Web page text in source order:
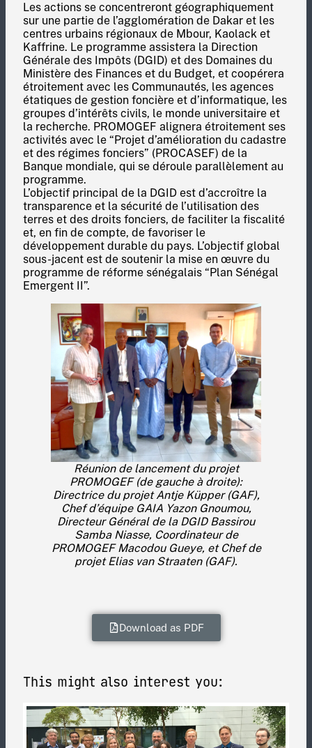
Les actions se concentreront géographiquement
sur une partie de l’agglomération de Dakar et les
centres urbains régionaux de Mbour, Kaolack et
Kaffrine. Le programme assistera la Direction
Générale des Impôts (DGID) et des Domaines du
Ministère des Finances et du Budget, et coopérera
étroitement avec les Communautés, les agences
étatiques de gestion foncière et d’informatique, les
groupes d’intérêts civils, le monde universitaire et
la recherche. PROMOGEF alignera étroitement ses
activités avec le “Projet d’amélioration du cadastre
et des régimes fonciers” (PROCASEF) de la
Banque mondiale, qui se déroule parallèlement au
programme.
L’objectif principal de la DGID est d’accroître la
transparence et la sécurité de l’utilisation des
terres et des droits fonciers, de faciliter la fiscalité
et, en fin de compte, de favoriser le
développement durable du pays. L’objectif global
sous-jacent est de soutenir la mise en œuvre du
programme de réforme sénégalais “Plan Sénégal
Emergent II”.
Réunion de lancement du projet
PROMOGEF (de gauche à droite):
Directrice du projet Antje Küpper (GAF),
Chef d’équipe GAIA Yazon Gnoumou,
Directeur Général de la DGID Bassirou
Samba Niasse, Coordinateur de
PROMOGEF Macodou Gueye, et Chef de
projet Elias van Straaten (GAF).
Download as PDF
This might also interest you: